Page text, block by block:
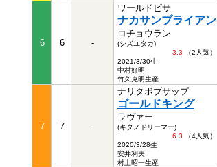
6 6 -
ワールドピサ
ナカサンブライアン
コチョウラン
(シズユタカ)
3.3 （2人気）
2021/3/30生
中村好明
竹久克明生産
7 7 -
ナリタボブサップ
ゴールドキング
ラヴァー
(キタノドリーマー)
6.3 （4人気）
2020/3/28生
安井利夫
村上昭一生産